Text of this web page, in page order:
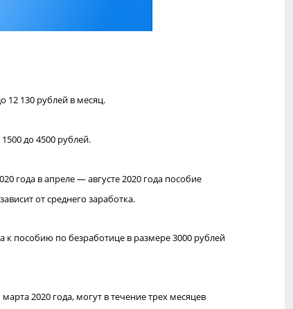
12 130 рублей в месяц.
до 4500 рублей.
года в апреле — августе 2020 года пособие
от среднего заработка.
к пособию по безработице в размере 3000 рублей
2020 года, могут в течение трех месяцев